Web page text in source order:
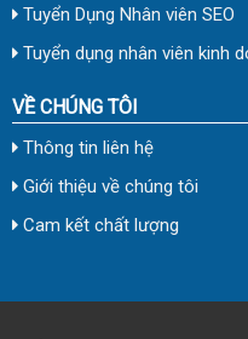
Tuyển Dụng Nhân viên SEO
Tuyển dụng nhân viên kinh
VỀ CHÚNG TÔI
Thông tin liên hệ
Giới thiệu về chúng tôi
Cam kết chất lượng